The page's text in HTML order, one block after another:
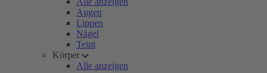
Augen
Lippen
Nägel
Teint
Körper
Alle anzeigen